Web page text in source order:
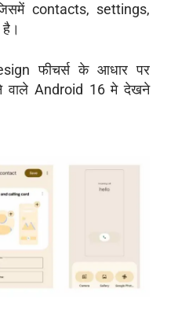
contacts, settings,
फीचर्स के आधार पर
वाले Android 16 मे देखने